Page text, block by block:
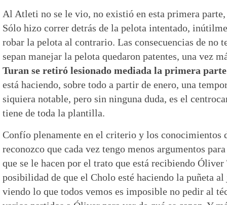
Al Atleti no se le vio, no existió en esta primera
Sólo hizo correr detrás de la pelota intentado,
robar la pelota al contrario. Las consecuencias de no
sepan manejar la pelota quedaron patentes, una vez
Turan se retiró lesionado mediada la primera parte
está haciendo, sobre todo a partir de enero, una
siquiera notable, pero sin ninguna duda, es el
tiene de toda la plantilla.
Confío plenamente en el criterio y los conocimientos
reconozco que cada vez tengo menos argumentos
que se le hacen por el trato que está recibiendo
posibilidad de que el Cholo esté haciendo la puñeta
viendo lo que todos vemos es imposible no pedir al